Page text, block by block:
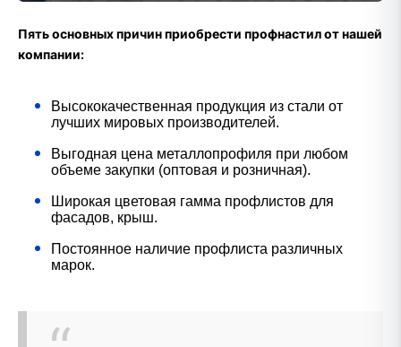
Пять основных причин приобрести профнастил от нашей
компании:
Высококачественная продукция из стали от
лучших мировых производителей.
Выгодная цена металлопрофиля при любом
объеме закупки (оптовая и розничная).
Широкая цветовая гамма профлистов для
фасадов, крыш.
Постоянное наличие профлиста различных
марок.